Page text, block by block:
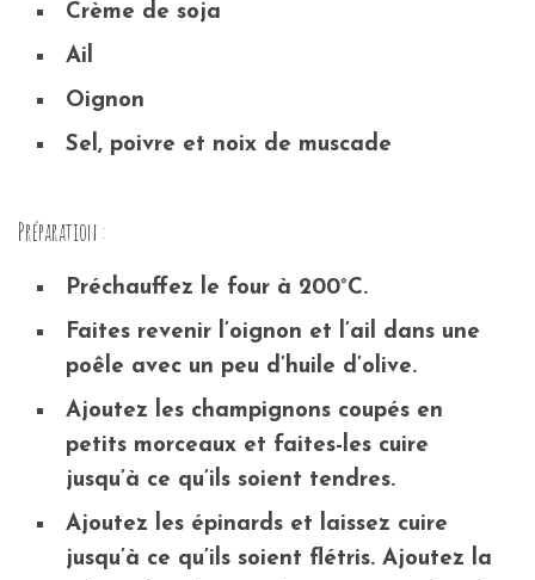
Crème de soja
Ail
Oignon
Sel, poivre et noix de muscade
Préparation :
Préchauffez le four à 200°C.
Faites revenir l’oignon et l’ail dans une
poêle avec un peu d’huile d’olive.
Ajoutez les champignons coupés en
petits morceaux et faites-les cuire
jusqu’à ce qu’ils soient tendres.
Ajoutez les épinards et laissez cuire
jusqu’à ce qu’ils soient flétris. Ajoutez la